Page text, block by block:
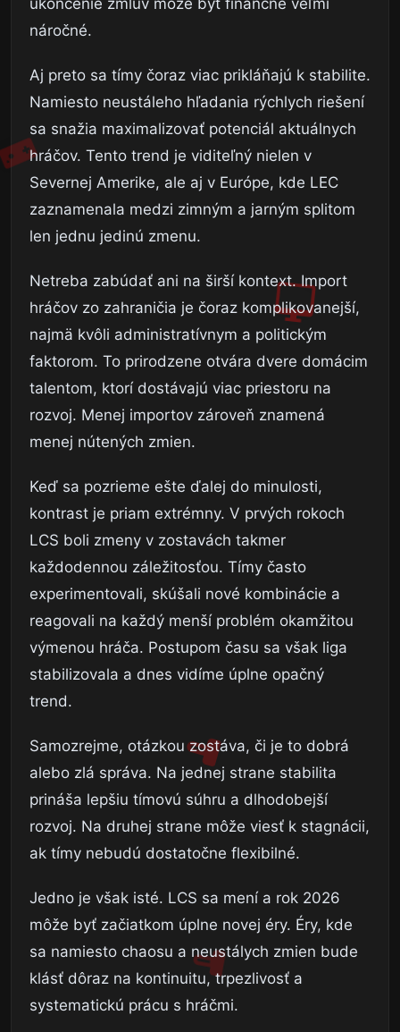
ukončenie zmlúv môže byť finančne veľmi
náročné.
Aj preto sa tímy čoraz viac prikláňajú k stabilite.
Namiesto neustáleho hľadania rýchlych riešení
sa snažia maximalizovať potenciál aktuálnych
hráčov. Tento trend je viditeľný nielen v
Severnej Amerike, ale aj v Európe, kde LEC
zaznamenala medzi zimným a jarným splitom
len jednu jedinú zmenu.
Netreba zabúdať ani na širší kontext. Import
hráčov zo zahraničia je čoraz komplikovanejší,
najmä kvôli administratívnym a politickým
faktorom. To prirodzene otvára dvere domácim
talentom, ktorí dostávajú viac priestoru na
rozvoj. Menej importov zároveň znamená
menej nútených zmien.
Keď sa pozrieme ešte ďalej do minulosti,
kontrast je priam extrémny. V prvých rokoch
LCS boli zmeny v zostavách takmer
každodennou záležitosťou. Tímy často
experimentovali, skúšali nové kombinácie a
reagovali na každý menší problém okamžitou
výmenou hráča. Postupom času sa však liga
stabilizovala a dnes vidíme úplne opačný
trend.
Samozrejme, otázkou zostáva, či je to dobrá
alebo zlá správa. Na jednej strane stabilita
prináša lepšiu tímovú súhru a dlhodobejší
rozvoj. Na druhej strane môže viesť k stagnácii,
ak tímy nebudú dostatočne flexibilné.
Jedno je však isté. LCS sa mení a rok 2026
môže byť začiatkom úplne novej éry. Éry, kde
sa namiesto chaosu a neustálych zmien bude
klásť dôraz na kontinuitu, trpezlivosť a
systematickú prácu s hráčmi.